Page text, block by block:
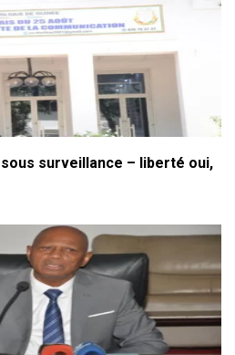
sous surveillance – liberté oui,